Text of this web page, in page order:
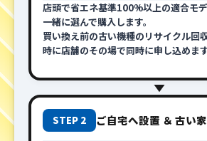
店頭で省エネ基準100%以上の適合モ
一緒に選んで購入します。
買い換え前の古い機種のリサイクル回
時に店舗のその場で同時に申し込めます
▼
STEP 2 ご自宅へ設置 ＆ 古い